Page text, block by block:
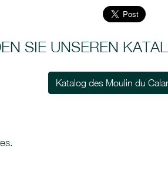
SIE UNSEREN
Katalog des Moulin du